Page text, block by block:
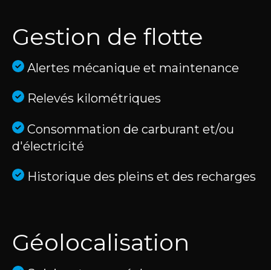
Gestion de flotte
Alertes mécanique et maintenance
Relevés kilométriques
Consommation de carburant et/ou
d'électricité
Historique des pleins et des recharges
Géolocalisation